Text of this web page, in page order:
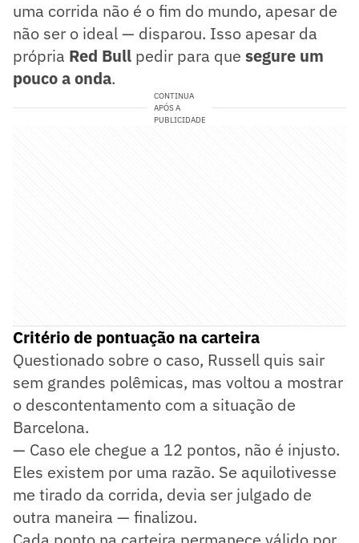
uma corrida não é o fim do mundo, apesar de
não ser o ideal — disparou. Isso apesar da
própria Red Bull pedir para que segure um
pouco a onda.
CONTINUA
APÓS A
PUBLICIDADE
Critério de pontuação na carteira
Questionado sobre o caso, Russell quis sair
sem grandes polêmicas, mas voltou a mostrar
o descontentamento com a situação de
Barcelona.
— Caso ele chegue a 12 pontos, não é injusto.
Eles existem por uma razão. Se aquilotivesse
me tirado da corrida, devia ser julgado de
outra maneira — finalizou.